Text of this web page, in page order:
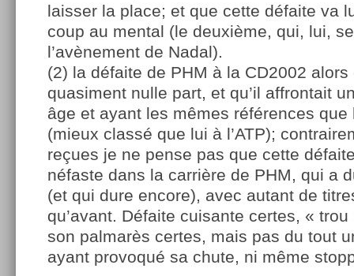
laisser la place; et que cette défaite va
coup au mental (le deuxième, qui, lui,
l’avènement de Nadal).
(2) la défaite de PHM à la CD2002 alors
quasiment nulle part, et qu’il affrontait
âge et ayant les mêmes références que
(mieux classé que lui à l’ATP);
reçues je ne pense pas que cette
néfaste dans la carrière de PHM, qui a
(et qui dure encore), avec autant de
qu’avant. Défaite cuisante certes, «
son palmarès certes, mais pas du tout
ayant provoqué sa chute, ni même